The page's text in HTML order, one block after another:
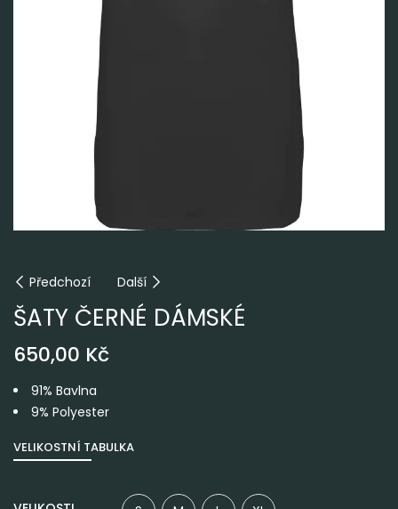
Předchozí Další
ŠATY ČERNÉ DÁMSKÉ
650,00 Kč
91% Bavlna
9% Polyester
VELIKOSTNÍ TABULKA